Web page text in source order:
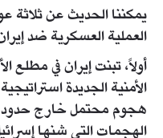
يمكننا الحديث عن ثلاثة
العملية العسكرية ضد
أولاً، تبنت إيران في مطلع
الأمنية الجديدة
هجوم محتمل خارج
الهجمات التي شنها